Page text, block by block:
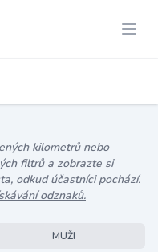
kilometrů nebo
filtrů a zobrazte si
odkud účastníci pochází.
odznaků.
MUŽI